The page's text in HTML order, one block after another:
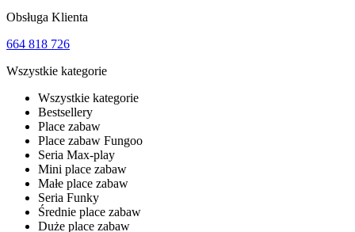
Obsługa Klienta
664 818 726
Wszystkie kategorie
Wszystkie kategorie
Bestsellery
Place zabaw
Place zabaw Fungoo
Seria Max-play
Mini place zabaw
Małe place zabaw
Seria Funky
Średnie place zabaw
Duże place zabaw